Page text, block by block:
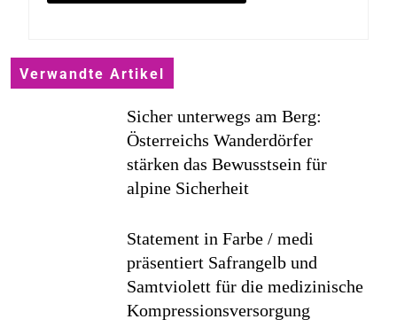
Verwandte Artikel
Sicher unterwegs am Berg:
Österreichs Wanderdörfer
stärken das Bewusstsein für
alpine Sicherheit
Statement in Farbe / medi
präsentiert Safrangelb und
Samtviolett für die medizinische
Kompressionsversorgung